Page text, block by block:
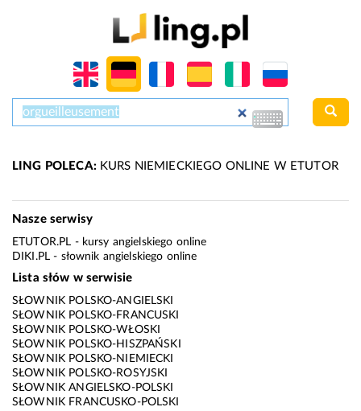
LING POLECA:KURS NIEMIECKIEGO ONLINE W ETUTOR
Nasze serwisy
ETUTOR.PL - kursy angielskiego online
DIKI.PL - słownik angielskiego online
Lista słów w serwisie
SŁOWNIK POLSKO-ANGIELSKI
SŁOWNIK POLSKO-FRANCUSKI
SŁOWNIK POLSKO-WŁOSKI
SŁOWNIK POLSKO-HISZPAŃSKI
SŁOWNIK POLSKO-NIEMIECKI
SŁOWNIK POLSKO-ROSYJSKI
SŁOWNIK ANGIELSKO-POLSKI
SŁOWNIK FRANCUSKO-POLSKI